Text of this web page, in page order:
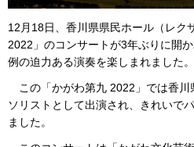
12月18日、香川県県民ホール（レク
2022」のコンサートが3年ぶりに開
例の迫力ある演奏を楽しまれました。
この「かがわ第九 2022」では香川
ソリストとして出演され、きれいで
ました。